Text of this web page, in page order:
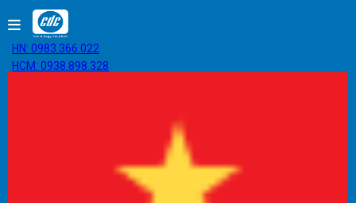
HN: 0983.366.022
HCM: 0938.898.328